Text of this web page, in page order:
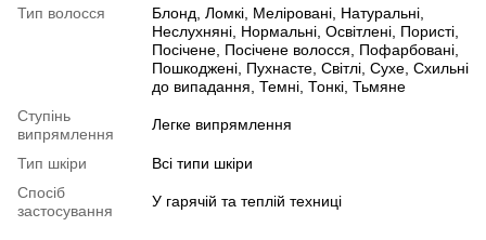
Тип волосся
Блонд, Ломкі, Меліровані, Натуральні,
Неслухняні, Нормальні, Освітлені, Пористі,
Посічене, Посічене волосся, Пофарбовані,
Пошкоджені, Пухнасте, Світлі, Сухе, Схильні
до випадання, Темні, Тонкі, Тьмяне
Ступінь
випрямлення
Легке випрямлення
Тип шкіри
Всі типи шкіри
Спосіб
застосування
У гарячій та теплій техниці